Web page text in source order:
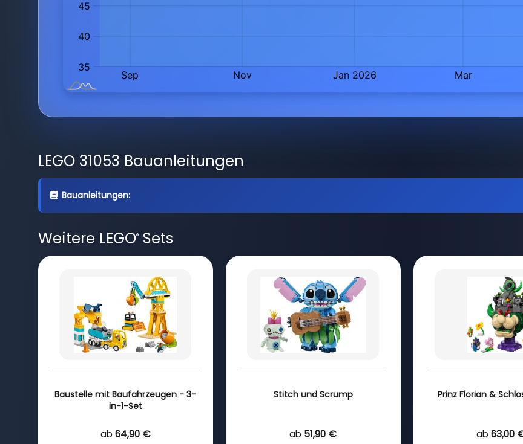
LEGO 31053 Bauanleitungen
Bauanleitungen:
Weitere LEGO®Sets
Baustelle mit Baufahrzeugen - 3-
in-1-Set
ab 64,90 €
Stitch und Scrump
ab 51,90 €
Prinz Florian &
ab 63,00